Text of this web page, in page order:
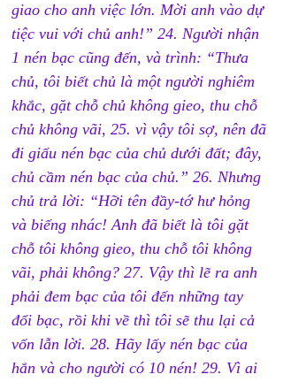
giao cho anh việc lớn. Mời anh vào dự
tiệc vui với chủ anh!” 24. Người nhận
1 nén bạc cũng đến, và trình: “Thưa
chủ, tôi biết chủ là một người nghiêm
khắc, gặt chỗ chủ không gieo, thu chỗ
chủ không vãi, 25. vì vậy tôi sợ, nên đã
đi giấu nén bạc của chủ dưới đất; đây,
chủ cầm nén bạc của chủ.” 26. Nhưng
chủ trả lời: “Hỡi tên đầy-tớ hư hỏng
và biếng nhác! Anh đã biết là tôi gặt
chỗ tôi không gieo, thu chỗ tôi không
vãi, phải không? 27. Vậy thì lẽ ra anh
phải đem bạc của tôi đến những tay
đổi bạc, rồi khi về thì tôi sẽ thu lại cả
vốn lẫn lời. 28. Hãy lấy nén bạc của
hắn và cho người có 10 nén! 29. Vì ai